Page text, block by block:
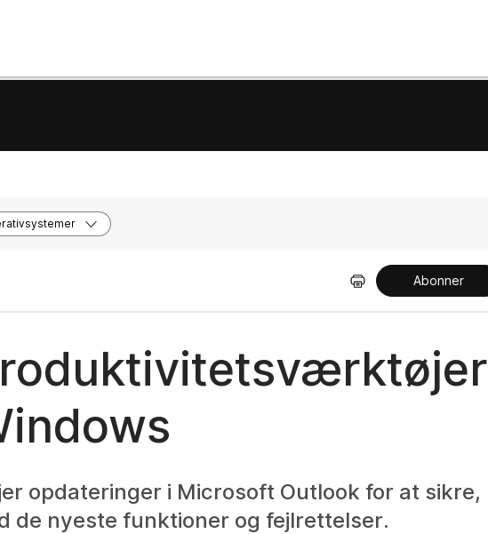
Abonner
opdateringer i Microsoft Outlook for at sikre,
de nyeste funktioner og fejlrettelser.